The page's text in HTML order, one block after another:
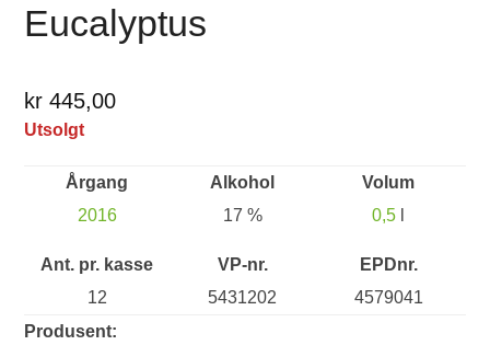
Eucalyptus
kr 445,00
Utsolgt
Årgang
2016
Alkohol
17 %
Volum
0,5
Ant. pr. kasse
12
VP-nr.
5431202
EPDnr.
4579041
Produsent: